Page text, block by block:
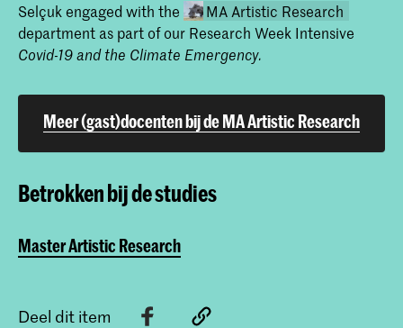
Selçuk engaged with the MA Artistic Research
De Master Artistic Research is voor
als een onderzoek en dit willen
doorontwikkelen.
department as part of our Research Week Intensive
Covid-19 and the Climate Emergency.
Meer (gast)docenten bij de MA Artistic Research
Betrokken bij de studies
Master Artistic Research
Deel dit item